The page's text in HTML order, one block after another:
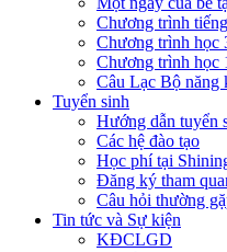
Chương trình
Chương trình học
Chương trình học
Câu Lạc Bộ năng
Tuyển sinh
Hướng dẫn tuyển
Các hệ đào tạo
Học phí tại
Đăng ký tham
Câu hỏi thường
Tin tức và Sự kiện
KĐCLGD